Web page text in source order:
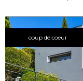
coup de coeur